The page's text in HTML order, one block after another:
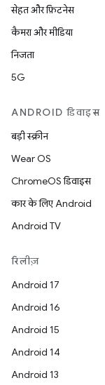
सेहत और फ़िटनेस
कैमरा और मीडिया
निजता
5G
ANDROID डिवाइस
बड़ी स्क्रीन
Wear OS
ChromeOS डिवाइस
कार के लिए Android
Android TV
रिलीज़
Android 17
Android 16
Android 15
Android 14
Android 13